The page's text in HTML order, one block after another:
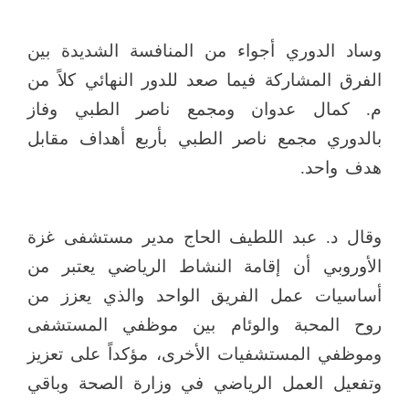
وساد الدوري أجواء من المنافسة الشديدة بين
الفرق المشاركة فيما صعد للدور النهائي كلاً من
م. كمال عدوان ومجمع ناصر الطبي وفاز
بالدوري مجمع ناصر الطبي بأربع أهداف مقابل
هدف واحد.
وقال د. عبد اللطيف الحاج مدير مستشفى غزة
الأوروبي أن إقامة النشاط الرياضي يعتبر من
أساسيات عمل الفريق الواحد والذي يعزز من
روح المحبة والوئام بين موظفي المستشفى
وموظفي المستشفيات الأخرى، مؤكداً على تعزيز
وتفعيل العمل الرياضي في وزارة الصحة وباقي